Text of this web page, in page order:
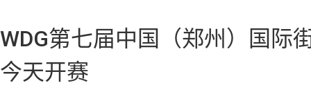
WDG第七届中国（郑州）国际
今天开赛